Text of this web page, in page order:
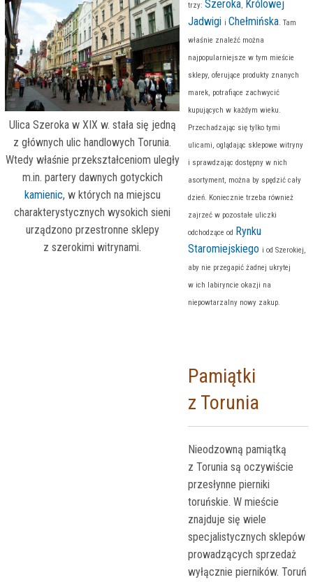
Ulica Szeroka w XIX w. stała się jedną
z głównych ulic handlowych Torunia.
Wtedy właśnie przekształceniom uległy
m.in. partery dawnych gotyckich
kamienic, w których na miejscu
charakterystycznych wysokich sieni
urządzono przestronne sklepy
z szerokimi witrynami.
trzy: Szeroka, Królowej
Jadwigi i Chełmińska. Tam
właśnie znaleźć można
najpopularniejsze w tym mieście
sklepy, oferujące produkty znanych
marek, potrafiące zachwycić
kupujących w każdym wieku.
Przechadzając się tylko tymi
ulicami, oglądając sklepowe witryny
i sprawdzając dostępny w nich
asortyment, można by spędzić cały
dzień. Koniecznie trzeba również
zajrzeć w pozostałe uliczki
odchodzące od Rynku
Staromiejskiego i od Szerokiej,
aby nie przegapić żadnej ukrytej
w ich labiryncie okazji na
niepowtarzalny nowy zakup.
Pamiątki
z Torunia
Nieodzowną pamiątką
z Torunia są oczywiście
przesłynne pierniki
toruńskie. W mieście
znajduje się wiele
specjalistycznych sklepów
prowadzących sprzedaż
wyłącznie pierników. Toruń